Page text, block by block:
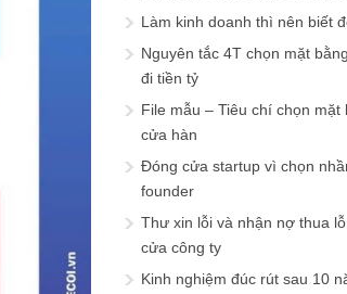
Làm kinh doanh thì nên biết
Nguyên tắc 4T chọn mặt
đi tiền tỷ
File mẫu – Tiêu chí chọn mặt
cửa hàn
Đóng cửa startup vì chọn
founder
Thư xin lỗi và nhận nợ thua
cửa công ty
Kinh nghiệm đúc rút sau 10